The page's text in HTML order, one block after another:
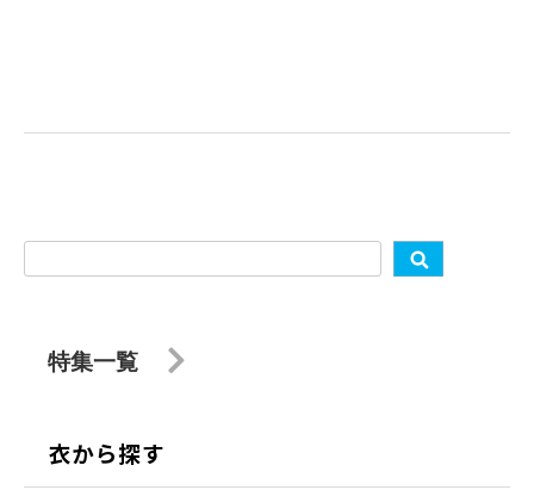
特集一覧
衣から探す